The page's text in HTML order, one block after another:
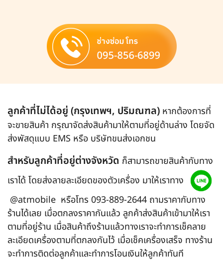
ลูกค้าที่ไม่ได้อยู่ (กรุงเทพฯ, ปริมณฑล) หากต้องการที่
จะขายสินค้า กรุณาจัดส่งสินค้ามาให้ตามที่อยู่ด้านล่าง โดยจัด
ส่งพัสดุแบบ EMS หรือ บริษัทขนส่งเอกชน
สำหรับลูกค้าที่อยู่ต่างจังหวัด ก็สามารถขายสินค้ากับทาง
เราได้ โดยส่งลายละเอียดของตัวเครื่อง มาให้เราทาง
@atmobile หรือโทร 093-889-2644 ถามราคากับทาง
ร้านได้เลย เมื่อตกลงราคากันแล้ว ลูกค้าส่งสินค้าเข้ามาให้เรา
ตามที่อยู่ร้าน เมื่อสินค้าถึงร้านแล้วทางเราจะทำการเช็คลาย
ละเอียดเครื่องตามที่ตกลงกันไว้ เมื่อเช็คเครื่องเสร็จ ทางร้าน
จะทำการติดต่อลูกค้าและทำการโอนเงินให้ลูกค้าทันที